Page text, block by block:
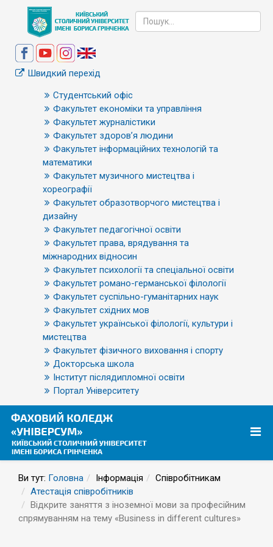
Швидкий перехід
Студентський офіс
Факультет економіки та управління
Факультет журналістики
Факультет здоров’я людини
Факультет інформаційних технологій та
математики
Факультет музичного мистецтва і
хореографії
Факультет образотворчого мистецтва і
дизайну
Факультет педагогічної освіти
Факультет права, врядування та
міжнародних відносин
Факультет психології та спеціальної освіти
Факультет романо-германської філології
Факультет суспільно-гуманітарних наук
Факультет східних мов
Факультет української філології, культури і
мистецтва
Факультет фізичного виховання і спорту
Докторська школа
Інститут післядипломної освіти
Портал Університету
Ви тут: Головна Інформація
Співробітникам
Атестація співробітників
Відкрите заняття з іноземної мови за професійним
спрямуванням на тему «Business in different cultures»